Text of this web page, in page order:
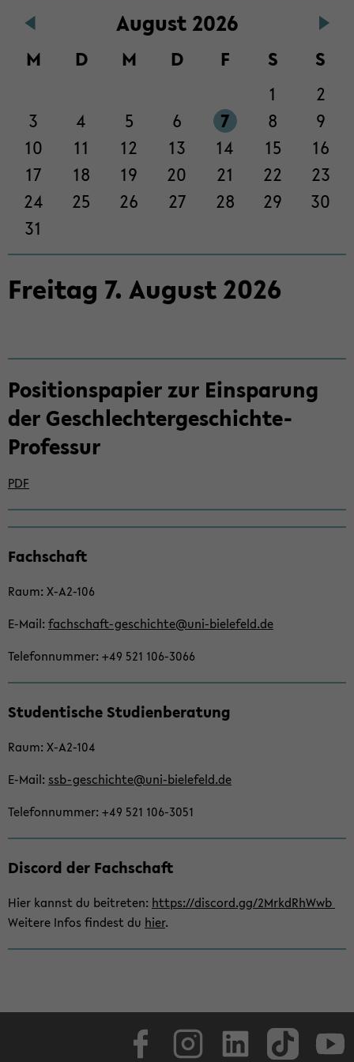
Au­gust 2026
M D M D F S
S
1
2
3
4 5 6 7 8
9
10
11 12 13 14 15
16
17
18 19 20 21 22
23
24
25 26 27 28 29
30
31
Frei­tag 7. Au­gust2026
Po­si­ti­ons­pa­pier zur Ein­spa­rung
der Geschlechtergeschichte-​
Professur
PDF
Haupt­
halt
Sek­
ti­
seln
Fach­schaft
Raum: X-​A2-106
E-​Mail: fachschaft-​geschichte@uni-​bielefeld.de
Te­le­fon­num­mer: +49 521 106-​3066
Stu­den­ti­sche Stu­di­en­be­ra­tung
Raum: X-​A2-104
E-​Mail: ssb-​geschichte@uni-​bielefeld.de
Te­le­fon­num­mer: +49 521 106-​3051
Dis­cord der Fach­schaft
Hier kannst du bei­tre­ten: https://dis­cord.gg/2MrkdRhWwb
Wei­te­re Infos fin­dest du hier.
Face­book